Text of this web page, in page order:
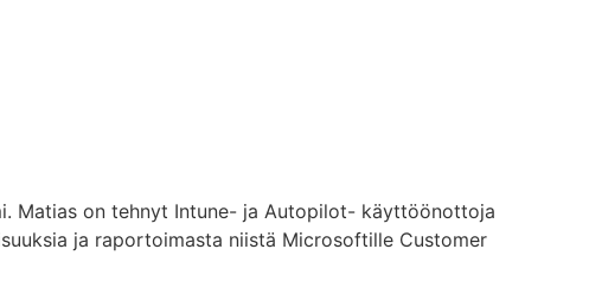
Matias on tehnyt Intune- ja Autopilot- käyttöönottoja
ja raportoimasta niistä Microsoftille Customer